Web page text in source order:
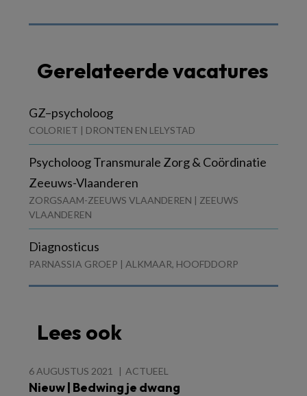
Gerelateerde vacatures
GZ–psycholoog
COLORIET | DRONTEN EN LELYSTAD
Psycholoog Transmurale Zorg & Coördinatie
Zeeuws-Vlaanderen
ZORGSAAM-ZEEUWS VLAANDEREN | ZEEUWS
VLAANDEREN
Diagnosticus
PARNASSIA GROEP | ALKMAAR, HOOFDDORP
Lees ook
6 AUGUSTUS 2021 ACTUEEL
Nieuw | Bedwing je dwang